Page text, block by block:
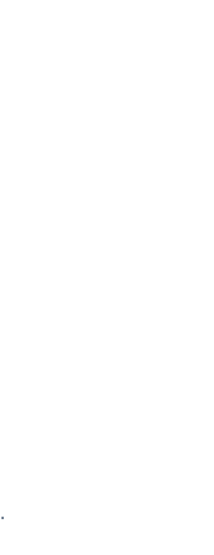
.